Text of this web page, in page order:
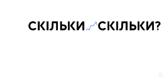
Скільки-скільки? — Медіа про